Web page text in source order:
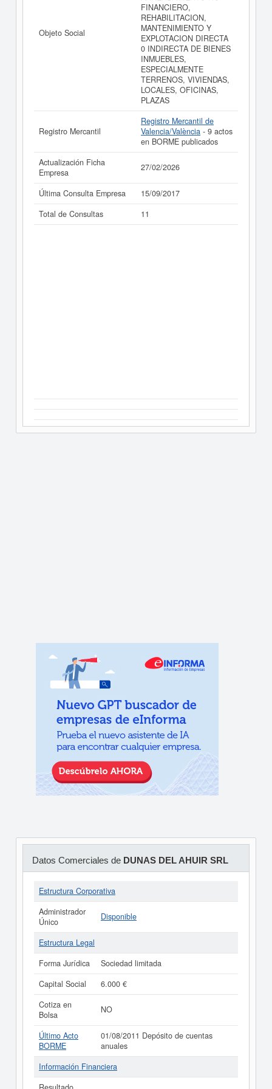
Objeto Social
FINANCIERO,
REHABILITACION,
MANTENIMIENTO Y
EXPLOTACION DIRECTA
0 INDIRECTA DE BIENES
INMUEBLES,
ESPECIALMENTE
TERRENOS, VIVIENDAS,
LOCALES, OFICINAS,
PLAZAS
Registro Mercantil
Registro Mercantil de
Valencia/València - 9 actos
en BORME publicados
Actualización Ficha
Empresa
27/02/2026
Última Consulta Empresa
15/09/2017
Total de Consultas
11
Datos Comerciales de DUNAS DEL AHUIR SRL
Estructura Corporativa
Administrador
Único
Disponible
Estructura Legal
Forma Jurídica
Sociedad limitada
Capital Social
6.000 €
Cotiza en
Bolsa
NO
Último Acto
BORME
01/08/2011 Depósito de cuentas
anuales
Información Financiera